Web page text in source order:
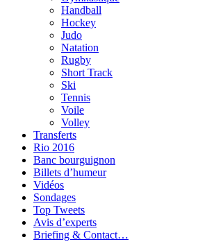
Handball
Hockey
Judo
Natation
Rugby
Short Track
Ski
Tennis
Voile
Volley
Transferts
Rio 2016
Banc bourguignon
Billets d’humeur
Vidéos
Sondages
Top Tweets
Avis d’experts
Briefing & Contact…